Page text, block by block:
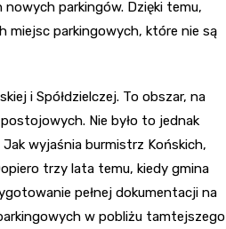
parkingów. Dzięki temu,
miejsc parkingowych, które nie są
i Spółdzielczej. To obszar, na
Nie było to jednak
wyjaśnia burmistrz Końskich,
trzy lata temu, kiedy gmina
pełnej dokumentacji na
w pobliżu tamtejszego